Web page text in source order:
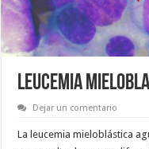
LEUCEMIA
Dejar un comentario
La leucemia mieloblástica